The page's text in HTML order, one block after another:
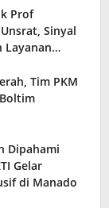
Prof
Sinyal
Layanan
Tim PKM
Dipahami
Gelar
di Manado